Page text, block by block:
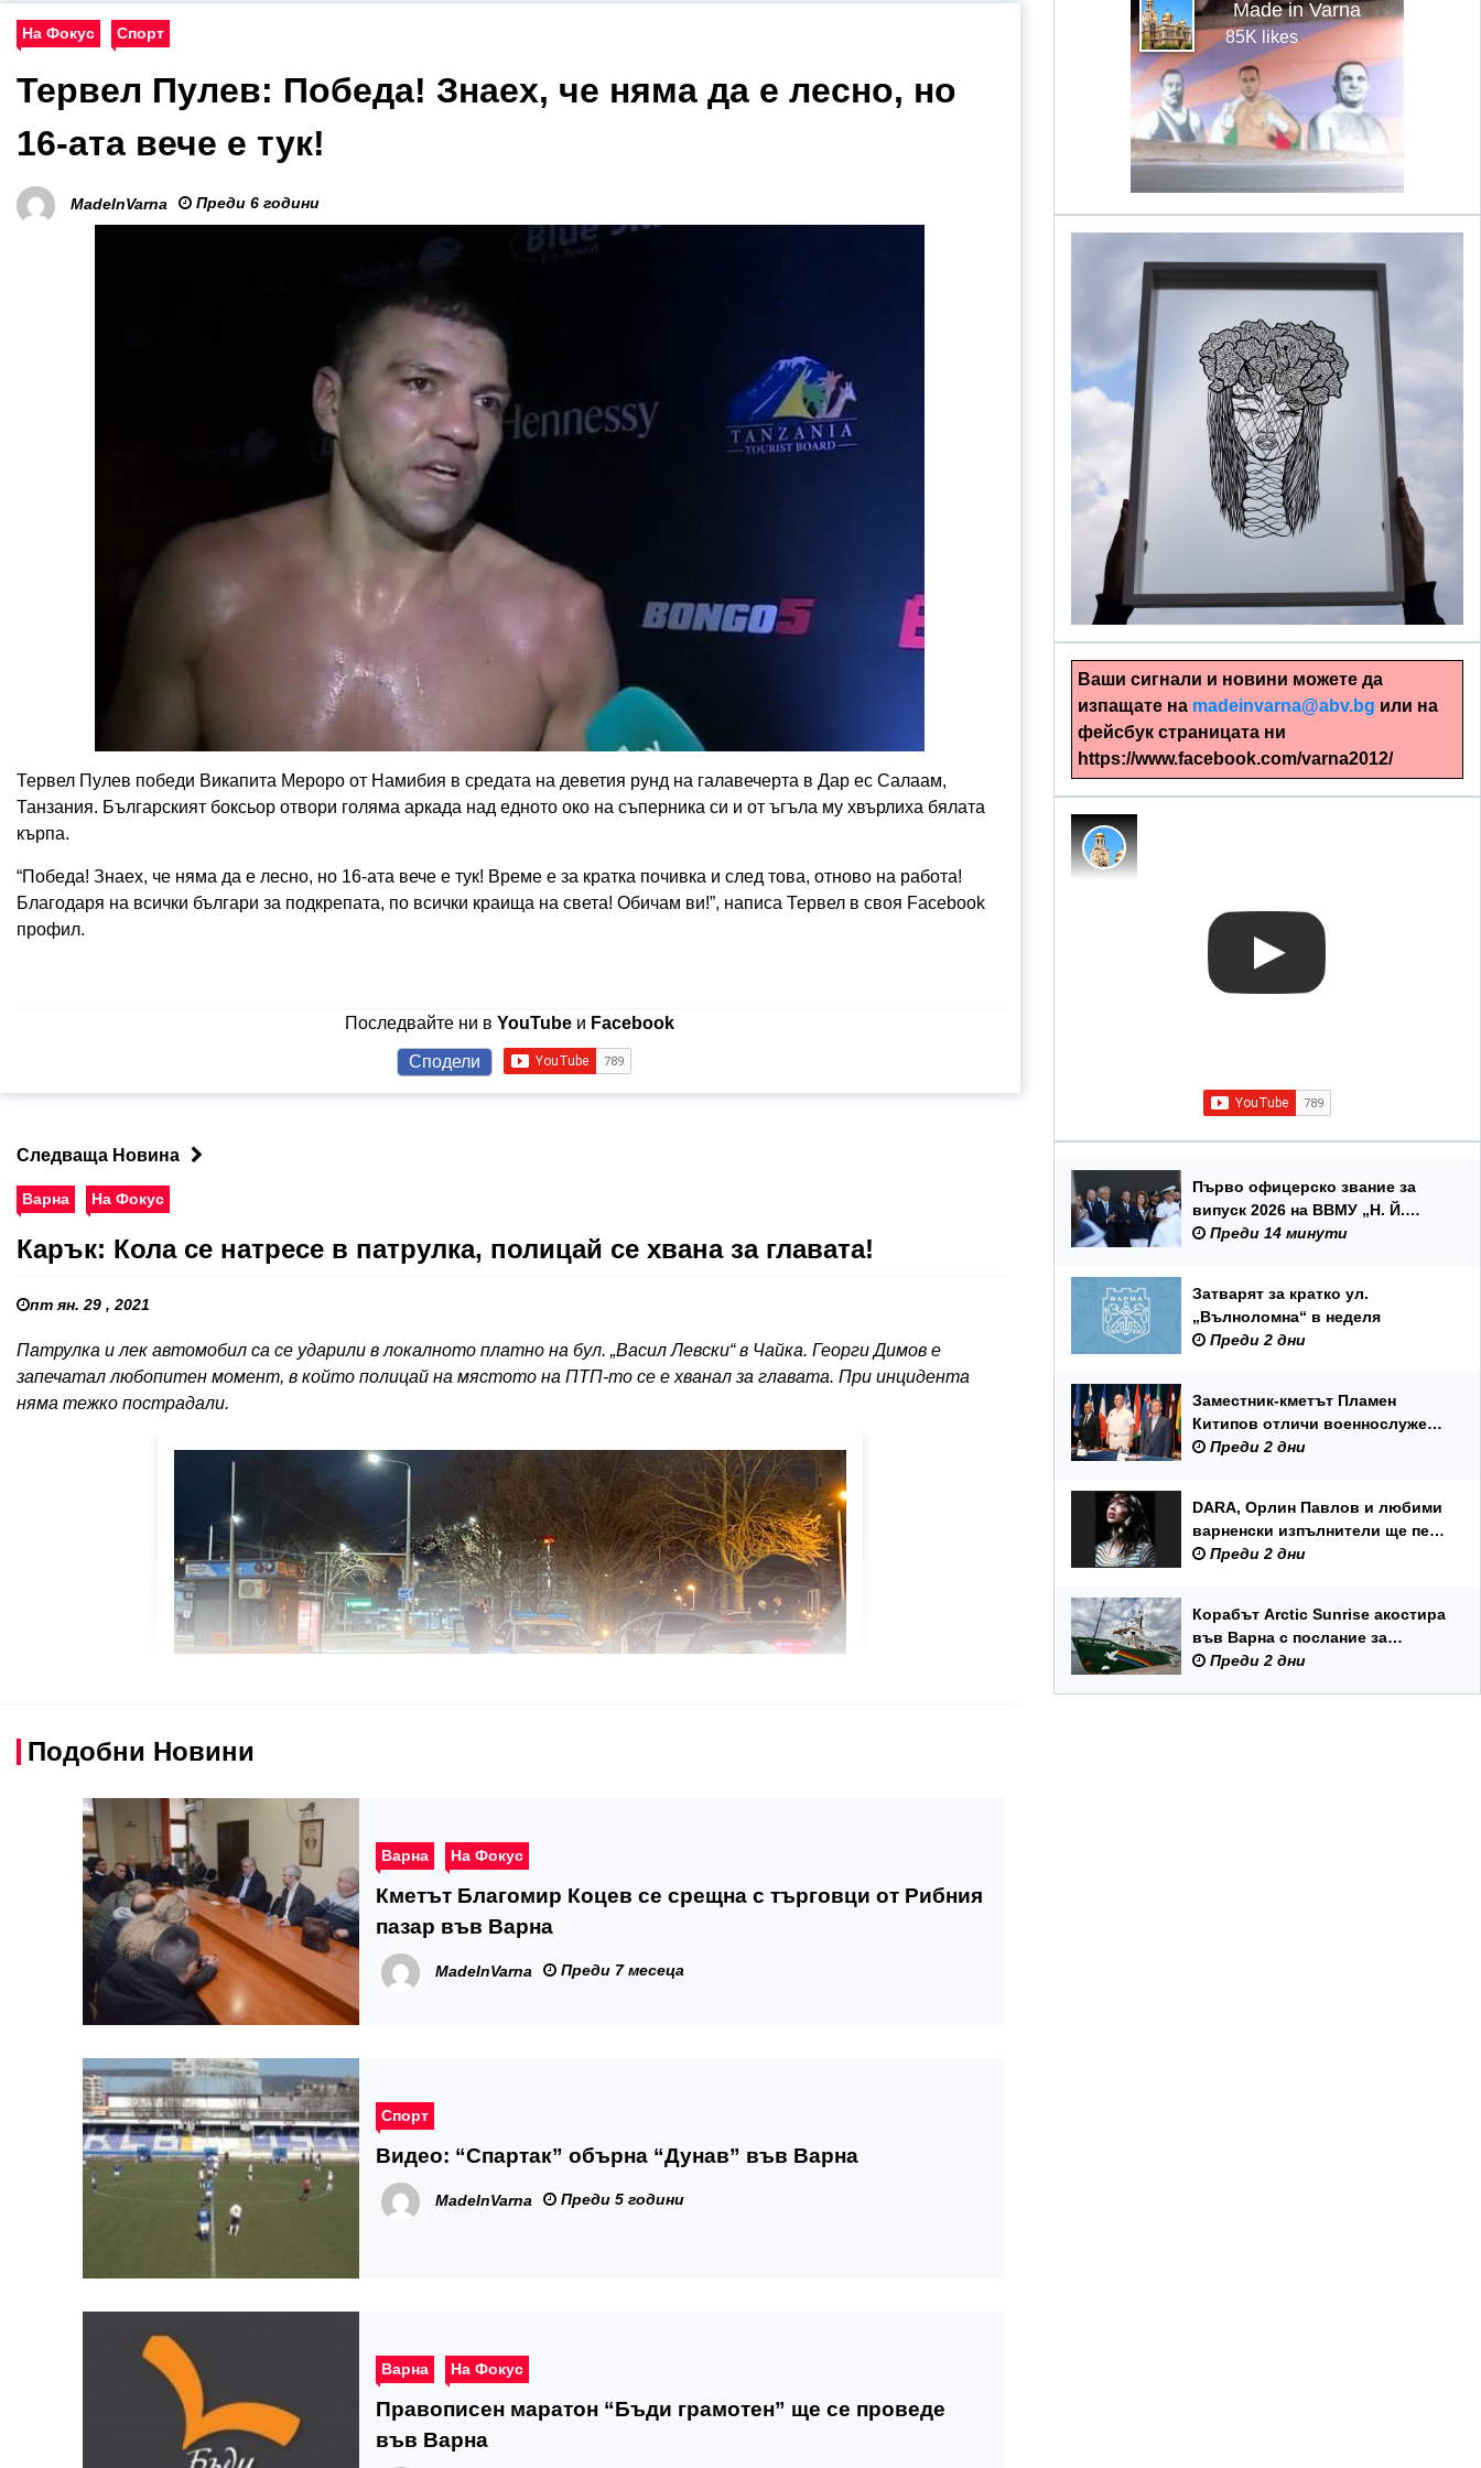
На Фокус Спорт
Тервел Пулев: Победа! Знаех, че няма да е лесно, но
16-ата вече е тук!
MadeInVarna Преди 6 години
Тервел Пулев победи Викапита Мероро от Намибия в средата на деветия рунд на галавечерта в Дар ес Салаам,
Танзания. Българският боксьор отвори голяма аркада над едното око на съперника си и от ъгъла му хвърлиха бялата
кърпа.
“Победа! Знаех, че няма да е лесно, но 16-ата вече е тук! Време e за кратка почивка и след това, отново на работа!
Благодаря на всички българи за подкрепата, по всички краища на света! Обичам ви!”, написа Тервел в своя Facebook
профил.
Последвайте ни вYouTube и Facebook
Сподели
Следваща Новина
Варна На Фокус
Карък: Кола се натресе в патрулка, полицай се хвана за главата!
пт ян. 29 , 2021
Патрулка и лек автомобил са се ударили в локалното платно на бул. „Васил Левски“ в Чайка. Георги Димов е
запечатал любопитен момент, в който полицай на мястото на ПТП-то се е хванал за главата. При инцидента
няма тежко пострадали.
Подобни Новини
Варна На Фокус
Кметът Благомир Коцев се срещна с търговци от Рибния
пазар във Варна
MadeInVarna Преди 7 месеца
Спорт
Видео: “Спартак” обърна “Дунав” във Варна
MadeInVarna Преди 5 години
Варна На Фокус
Правописен маратон “Бъди грамотен” ще се проведе
във Варна
Made in Varna
85K likes
alinapapercut.com
Ръчно изрязани картини
Ваши сигнали и новини можете да
изпащате на madeinvarna@abv.bg или на
фейсбук страницата ни
https://www.facebook.com/varna2012/
Първо офицерско звание за
випуск 2026 на ВВМУ „Н. Й.
Вапцаров“
Преди 14 минути
Затварят за кратко ул.
„Вълноломна“ в неделя
Преди 2 дни
Заместник-кметът Пламен
Китипов отличи военнослужещи
и цивилни служители по повод
Преди 2 дни
DARA, Орлин Павлов и любими
варненски изпълнители ще пеят
на празника на Варна
Преди 2 дни
Корабът Arctic Sunrise акостира
във Варна с послание за
опазването на Черно море
Преди 2 дни